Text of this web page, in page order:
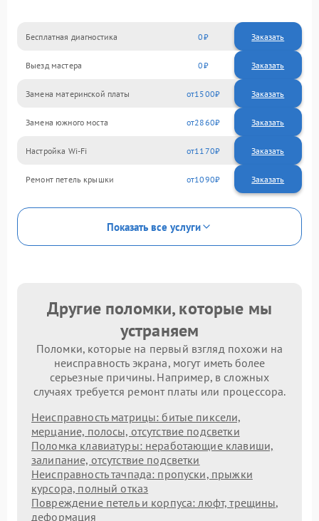
Бесплатная диагностика 0 Заказать
Выезд мастера 0 Заказать
Замена материнской платы 1500
Замена южного моста 2860
Настройка Wi-Fi 1170
Ремонт петель крышки 1090
Показать все услуги
Другие поломки, которые мы
устраняем
Поломки, которые на первый взгляд похожи на
неисправность экрана, могут иметь более
серьезные причины. Например, в сложных
случаях требуется ремонт платы или процессора.
Неисправность матрицы: битые пиксели,
мерцание, полосы, отсутствие подсветки
Поломка клавиатуры: неработающие клавиши,
залипание, отсутствие подсветки
Неисправность тачпада: пропуски, прыжки
курсора, полный отказ
Повреждение петель и корпуса: люфт, трещины,
деформация